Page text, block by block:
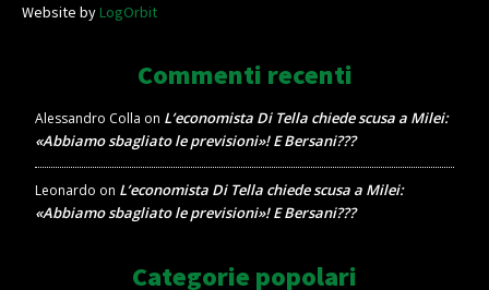
Website byLogOrbit
Commenti recenti
Alessandro Colla on L’economista Di Tella chiede scusa a Milei:
«Abbiamo sbagliato le previsioni»! E Bersani???
Leonardo on L’economista Di Tella chiede scusa a Milei:
«Abbiamo sbagliato le previsioni»! E Bersani???
Categorie popolari